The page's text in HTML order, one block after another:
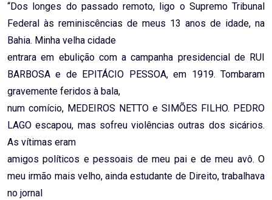
“Dos longes do passado remoto, ligo o Supremo Tribunal
Federal às reminiscências de meus 13 anos de idade, na
Bahia. Minha velha cidade
entrara em ebulição com a campanha presidencial de RUI
BARBOSA e de EPITÁCIO PESSOA, em 1919. Tombaram
gravemente feridos à bala,
num comício, MEDEIROS NETTO e SIMÕES FILHO. PEDRO
LAGO escapou, mas sofreu violências outras dos sicários.
As vítimas eram
amigos políticos e pessoais de meu pai e de meu avô. O
meu irmão mais velho, ainda estudante de Direito, trabalhava
no jornal